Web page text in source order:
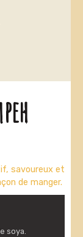
savoureux et
de manger.
soya.